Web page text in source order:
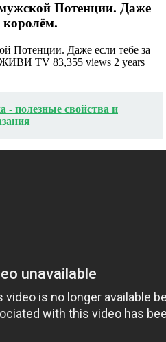
Потенции. Даже
королём.
Потенции. Даже если тебе за
TV 83,355 views 2 years
- полезные свойства и